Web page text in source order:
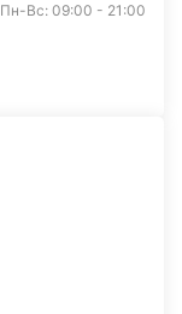
Пн-Вс: 09:00 - 21:00